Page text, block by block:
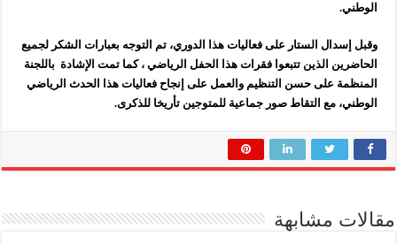
الوطني.
وقبل إسدال الستار على فعاليات هذا الدوري، تم التوجه بعبارات الشكر لجميع
الحاضرين الذين تتبعوا فقرات هذا الحفل الرياضي ، كما تمت الإشادة باللجنة
المنظمة على حسن التنظيم والعمل على إنجاح فعاليات هذا الحدث الرياضي
الوطني، مع التقاط صور جماعية للمتوجين تأريخا للذكرى.
مقالات مشابهة